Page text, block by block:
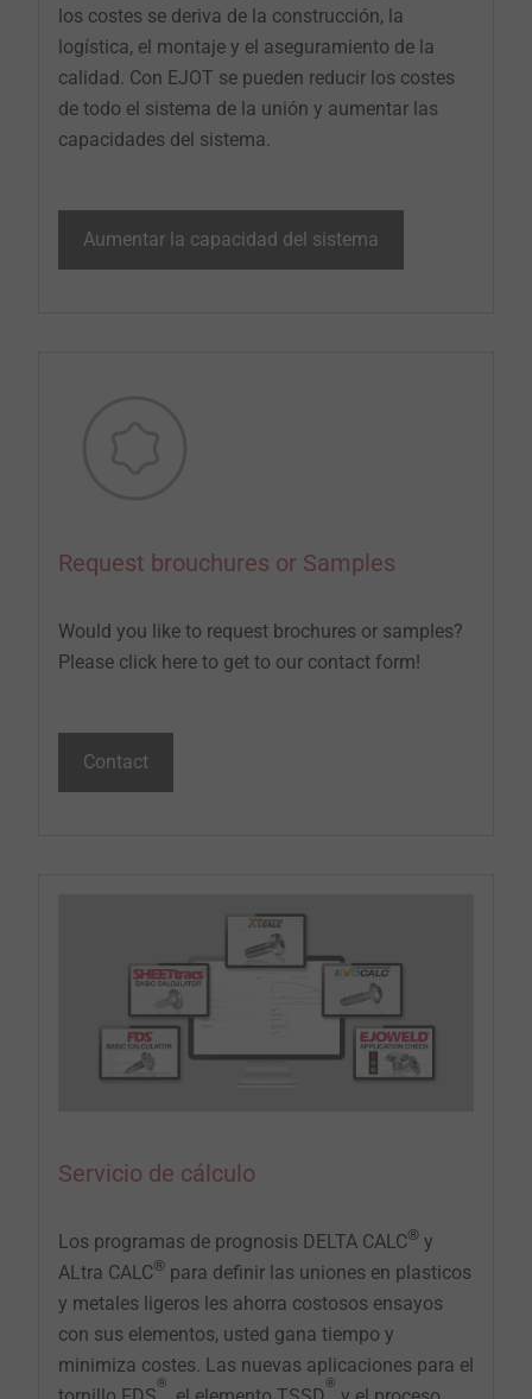
los costes se deriva de la construcción, la
logística, el montaje y el aseguramiento de la
calidad. Con EJOT se pueden reducir los costes
de todo el sistema de la unión y aumentar las
capa­cidades del sistema.
Aumentar la capacidad del sistema
Request brouchures or Samples
Would you like to request brochures or samples?
Please click here to get to our contact form!
Contact
Servicio de cálculo
Los programas de prognosis DELTA CALC® y
ALtra CALC® para definir las uniones en plasticos
y metales ligeros les ahorra costosos ensayos
con sus elementos, usted gana tiempo y
minimiza costes. Las nuevas aplicaciones para el
® ®